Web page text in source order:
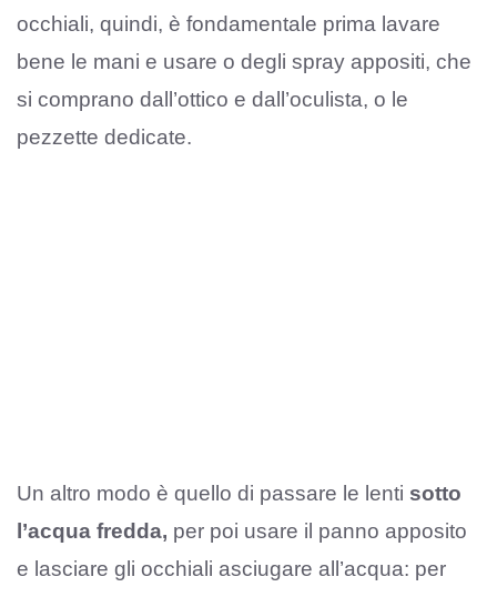
occhiali, quindi, è fondamentale prima lavare
bene le mani e usare o degli spray appositi, che
si comprano dall’ottico e dall’oculista, o le
pezzette dedicate.
Un altro modo è quello di passare le lenti sotto
l’acqua fredda, per poi usare il panno apposito
e lasciare gli occhiali asciugare all’acqua: per